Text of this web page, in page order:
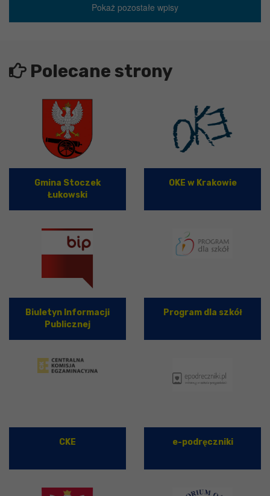
Pokaż pozostałe wpisy
Polecane strony
Gmina Stoczek
Łukowski
OKE w Krakowie
Biuletyn Informacji
Publicznej
Program dla szkół
CKE e-podręczniki